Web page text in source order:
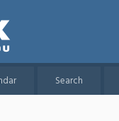
Search